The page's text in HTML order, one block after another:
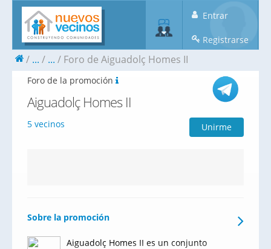
Entrar
Registrarse
... ... Foro de Aiguadolç Homes II
Foro de la promoción
Aiguadolç Homes II
5 vecinos Unirme
Sobre la promoción
Aiguadolç Homes II es un conjunto